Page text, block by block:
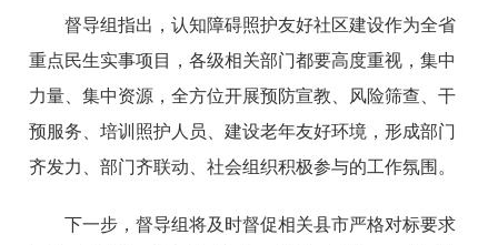
督导组指出，认知障碍照护友好社区建设作为全省
重点民生实事项目，各级相关部门都要高度重视，集中
力量、集中资源，全方位开展预防宣教、风险筛查、干
预服务、培训照护人员、建设老年友好环境，形成部门
齐发力、部门齐联动、社会组织积极参与的工作氛围。
下一步，督导组将及时督促相关县市严格对标要求